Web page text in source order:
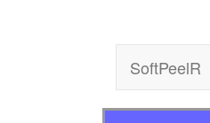
SoftPeelR